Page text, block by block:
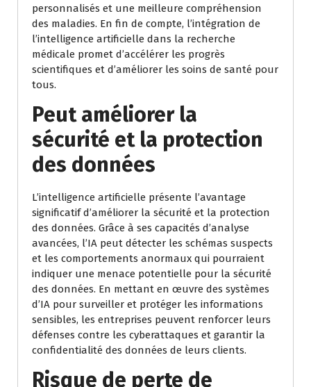
personnalisés et une meilleure compréhension
des maladies. En fin de compte, l’intégration de
l’intelligence artificielle dans la recherche
médicale promet d’accélérer les progrès
scientifiques et d’améliorer les soins de santé pour
tous.
Peut améliorer la
sécurité et la protection
des données
L’intelligence artificielle présente l’avantage
significatif d’améliorer la sécurité et la protection
des données. Grâce à ses capacités d’analyse
avancées, l’IA peut détecter les schémas suspects
et les comportements anormaux qui pourraient
indiquer une menace potentielle pour la sécurité
des données. En mettant en œuvre des systèmes
d’IA pour surveiller et protéger les informations
sensibles, les entreprises peuvent renforcer leurs
défenses contre les cyberattaques et garantir la
confidentialité des données de leurs clients.
Risque de perte de